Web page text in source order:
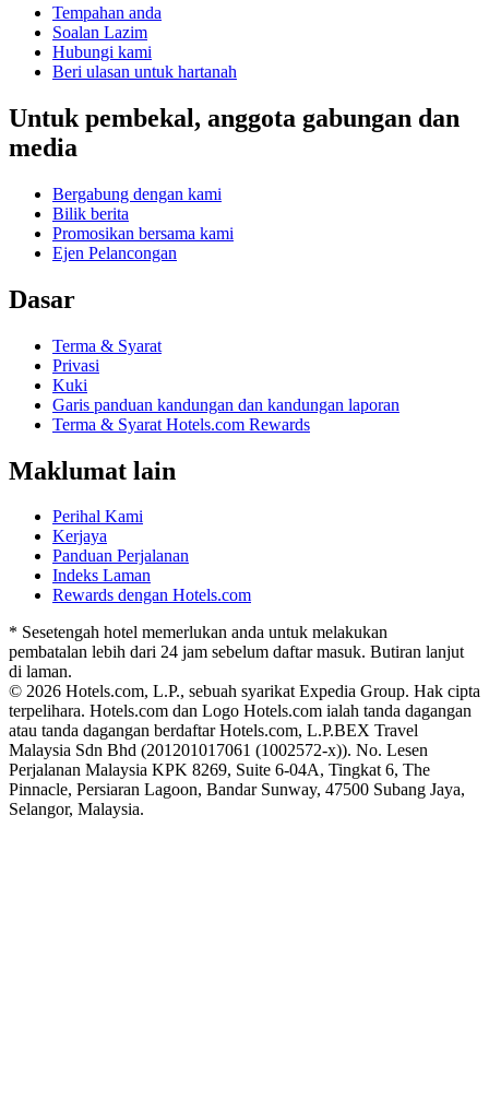
Tempahan anda
Soalan Lazim
Hubungi kami
Beri ulasan untuk hartanah
Untuk pembekal, anggota gabungan dan
media
Bergabung dengan kami
Bilik berita
Promosikan bersama kami
Ejen Pelancongan
Dasar
Terma & Syarat
Privasi
Kuki
Garis panduan kandungan dan kandungan laporan
Terma & Syarat Hotels.com Rewards
Maklumat lain
Perihal Kami
Kerjaya
Panduan Perjalanan
Indeks Laman
Rewards dengan Hotels.com
* Sesetengah hotel memerlukan anda untuk melakukan
pembatalan lebih dari 24 jam sebelum daftar masuk. Butiran lanjut
di laman.
© 2026 Hotels.com, L.P., sebuah syarikat Expedia Group. Hak cipta
terpelihara. Hotels.com dan Logo Hotels.com ialah tanda dagangan
atau tanda dagangan berdaftar Hotels.com, L.P.BEX Travel
Malaysia Sdn Bhd (201201017061 (1002572-x)). No. Lesen
Perjalanan Malaysia KPK 8269, Suite 6-04A, Tingkat 6, The
Pinnacle, Persiaran Lagoon, Bandar Sunway, 47500 Subang Jaya,
Selangor, Malaysia.